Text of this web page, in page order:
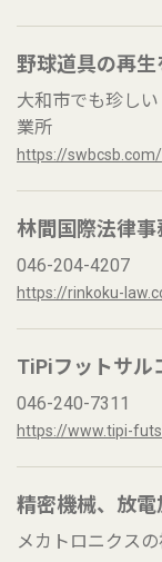
野球道具の再生
大和市でも珍し
業所
https://swbcsb.com/
林間国際法律事
046-204-4207
https://rinkoku-
TiPiフットサル
046-240-7311
https://www.tipi-
精密機械、放
メカトロニクス